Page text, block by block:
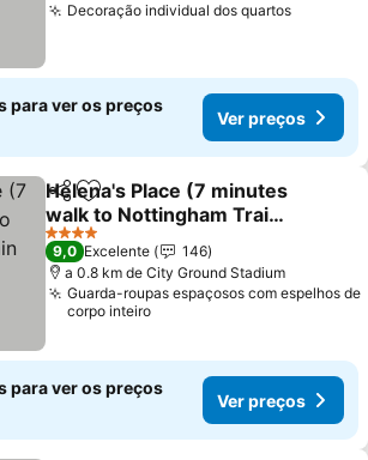
Decoração individual dos quartos
para ver os preços
Ver preços
PartilharAdicionar aos favoritos
Helena's Place (7 minutes
walk to Nottingham Train
station)
4 Estrelas
9,0 Excelente
146
a 0.8 km de City Ground Stadium
Guarda-roupas espaçosos com espelhos de
corpo inteiro
para ver os preços
Ver preços